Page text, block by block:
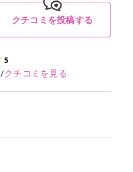
クチコミを投稿する
5
/クチコミを見る